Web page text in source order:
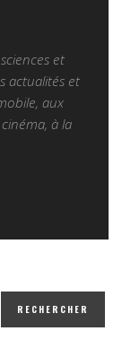
et
actualités et
aux
à la
RECHERCHER